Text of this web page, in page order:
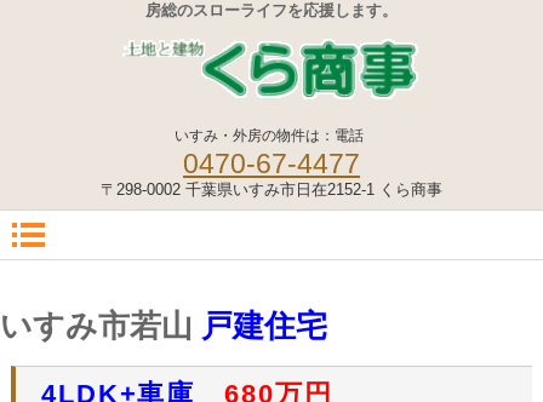
房総のスローライフを応援します。
いすみ・外房の物件は：電話
0470-67-4477
〒298-0002 千葉県いすみ市日在2152-1 くら商事
いすみ市若山 戸建住宅
4LDK+車庫 680万円